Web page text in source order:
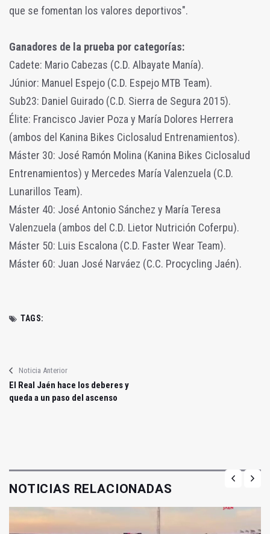
que se fomentan los valores deportivos".
Ganadores de la prueba por categorías:
Cadete: Mario Cabezas (C.D. Albayate Manía).
Júnior: Manuel Espejo (C.D. Espejo MTB Team).
Sub23: Daniel Guirado (C.D. Sierra de Segura 2015).
Élite: Francisco Javier Poza y María Dolores Herrera
(ambos del Kanina Bikes Ciclosalud Entrenamientos).
Máster 30: José Ramón Molina (Kanina Bikes Ciclosalud
Entrenamientos) y Mercedes María Valenzuela (C.D.
Lunarillos Team).
Máster 40: José Antonio Sánchez y María Teresa
Valenzuela (ambos del C.D. Lietor Nutrición Coferpu).
Máster 50: Luis Escalona (C.D. Faster Wear Team).
Máster 60: Juan José Narváez (C.C. Procycling Jaén).
TAGS:
Noticia Anterior
El Real Jaén hace los deberes y
queda a un paso del ascenso
NOTICIAS RELACIONADAS